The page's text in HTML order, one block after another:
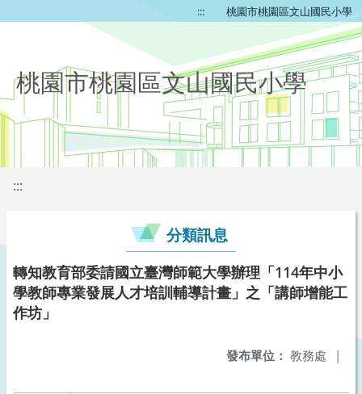
::: 桃園市桃園區文山國民小學
桃園市桃園區文山國民小學
:::
分類訊息
轉知教育部委請國立臺灣師範大學辦理「114年中小
學教師專業發展人才培訓輔導計畫」之「講師增能工
作坊」
發布單位： 教務處 |